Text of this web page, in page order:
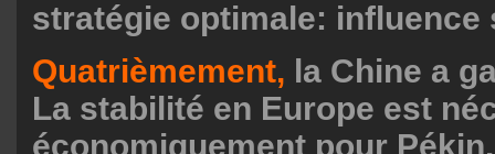
stratégie optimale: influence
Quatrièmement, la Chine a
La stabilité en Europe est
économiquement pour